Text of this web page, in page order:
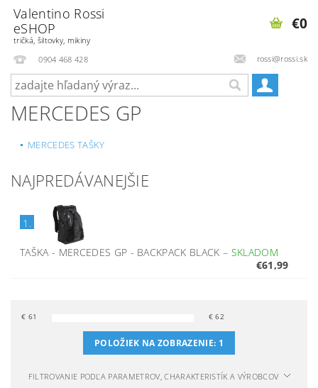
Valentino Rossi
eSHOP
tričká, šiltovky, mikiny
0904 468 428
rossi@rossi.sk
€0
MERCEDES GP
MERCEDES TAŠKY
NAJPREDÁVANEJŠIE
1.
TAŠKA - MERCEDES GP - BACKPACK BLACK – SKLADOM
€61,99
€ 61 €62
POLOŽIEK NA ZOBRAZENIE: 1
FILTROVANIE PODĽA PARAMETROV, CHARAKTERISTÍK A VÝROBCOV